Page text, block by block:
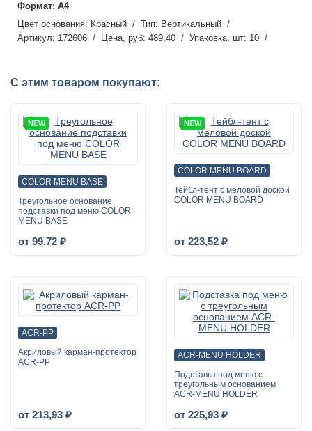
А4
Красный
Вертикальный
172606
489,40 10
С этим товаром покупают:
NEW
COLOR MENU BASE
Треугольное основание
подставки под меню COLOR
MENU BASE
от 99,72 ₽
NEW
COLOR MENU BOARD
Тейбл-тент с меловой доской
COLOR MENU BOARD
от 223,52 ₽
ACR-PP
Акриловый карман-протектор
ACR-PP
от 213,93 ₽
ACR-MENU HOLDER
Подставка под меню с
треугольным основанием
ACR-MENU HOLDER
от 225,93 ₽